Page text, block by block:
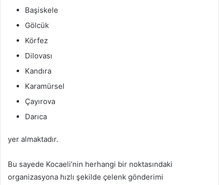
Başiskele
Gölcük
Körfez
Dilovası
Kandıra
Karamürsel
Çayırova
Darıca
yer almaktadır.
Bu sayede Kocaeli’nin herhangi bir noktasındaki
organizasyona hızlı şekilde çelenk gönderimi